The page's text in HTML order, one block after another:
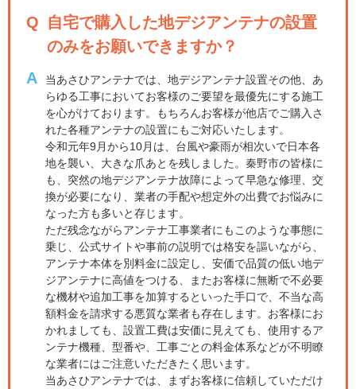
Q 自宅で購入した地デジアンテナの設置
のみをお願いできますか？
A
当あさひアンテナでは、地デジアンテナ設置その他、あ
らゆる工事においてお客様のご要望を最優先にする施工
を心がけております。もちろんお客様が他店でご購入さ
れた各種アンテナの設置にもご対応いたします。
令和元年9月から10月は、台風や豪雨が相次いで日本各
地を襲い、大きな爪あとを残しました。秦野市の皆様に
も、突然の地デジアンテナ故障によって早急な修理、交
換が必要になり、業者の手配や想定外の出費でお悩みに
なった方も多いと存じます。
ただ残念ながらアンテナ工事業者にもこのような事態に
乗じ、公式サイトや事前の説明では格安を謳いながら、
アンテナ本体を別料金に設定し、安価で品質の低い地デ
ジアンテナに高値をつける、またお客様に無断で不必要
な機材や追加工事を加算するといった手口で、不当な高
額料金を請求する悪質な業者も存在します。お客様にお
かれましても、設置工費は安価に見えても、使用するア
ンテナ機種、型番や、工事ごとの料金体系などが不明瞭
な業者にはご注意いただきたく思います。
当あさひアンテナでは、まずお客様に信頼していただけ